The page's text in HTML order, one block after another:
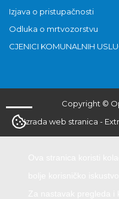
Izjava o pristupačnosti
Odluka o mrtvozorstvu
CJENICI KOMUNALNIH
Copyright ©
Izrada web stranica -